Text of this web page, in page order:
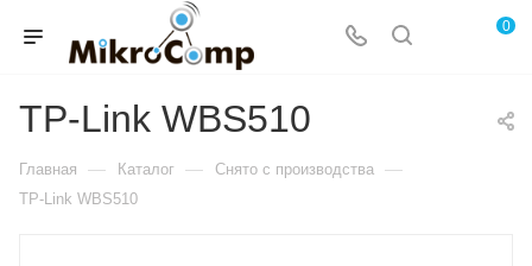
0
TP-Link WBS510
Главная — Каталог — Снято с производства —
TP-Link WBS510